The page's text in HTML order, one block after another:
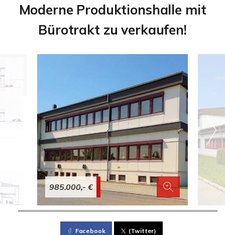
Moderne Produktionshalle mit
Bürotrakt zu verkaufen!
985.000,- €
Facebook (Twitter)